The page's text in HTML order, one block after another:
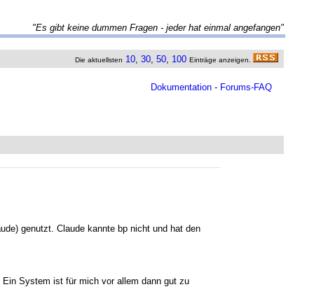
"Es gibt keine dummen Fragen - jeder hat einmal angefangen"
Die aktuellsten 10, 30, 50, 100 Einträge anzeigen.
Dokumentation - Forums-FAQ
genutzt. Claude kannte bp nicht und hat den
System ist für mich vor allem dann gut zu